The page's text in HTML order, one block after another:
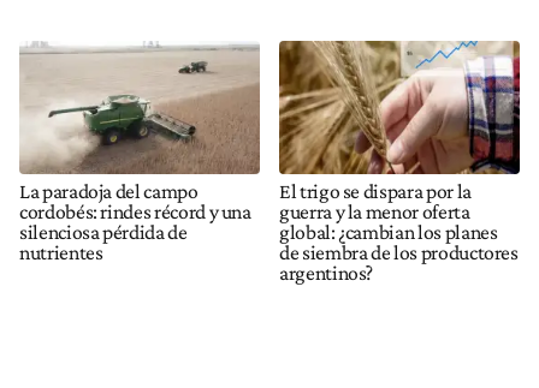
La paradoja del campo
cordobés: rindes récord y una
silenciosa pérdida de
nutrientes
El trigo se dispara por la
guerra y la menor oferta
global: ¿cambian los planes
de siembra de los productores
argentinos?